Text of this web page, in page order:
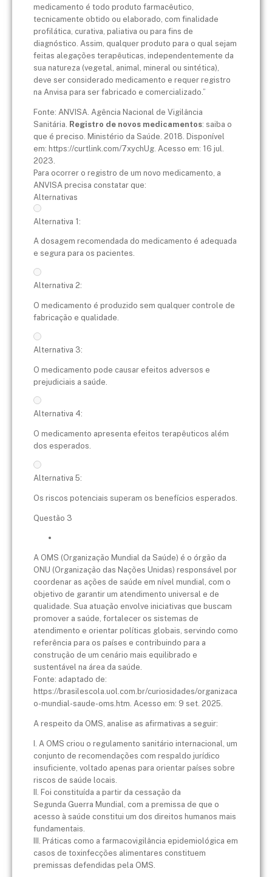
medicamento é todo produto farmacêutico,
tecnicamente obtido ou elaborado, com finalidade
profilática, curativa, paliativa ou para fins de
diagnóstico. Assim, qualquer produto para o qual sejam
feitas alegações terapêuticas, independentemente da
sua natureza (vegetal, animal, mineral ou sintética),
deve ser considerado medicamento e requer registro
na Anvisa para ser fabricado e comercializado.”
Fonte: ANVISA. Agência Nacional de Vigilância
Sanitária. Registro de novos medicamentos: saiba o
que é preciso. Ministério da Saúde. 2018. Disponível
em: https://curtlink.com/7xychUg. Acesso em: 16 jul.
2023.
Para ocorrer o registro de um novo medicamento, a
ANVISA precisa constatar que:
Alternativas
Alternativa 1:
A dosagem recomendada do medicamento é adequada
e segura para os pacientes.
Alternativa 2:
O medicamento é produzido sem qualquer controle de
fabricação e qualidade.
Alternativa 3:
O medicamento pode causar efeitos adversos e
prejudiciais a saúde.
Alternativa 4:
O medicamento apresenta efeitos terapêuticos além
dos esperados.
Alternativa 5:
Os riscos potenciais superam os benefícios esperados.
Questão 3
A OMS (Organização Mundial da Saúde) é o órgão da
ONU (Organização das Nações Unidas) responsável por
coordenar as ações de saúde em nível mundial, com o
objetivo de garantir um atendimento universal e de
qualidade. Sua atuação envolve iniciativas que buscam
promover a saúde, fortalecer os sistemas de
atendimento e orientar políticas globais, servindo como
referência para os países e contribuindo para a
construção de um cenário mais equilibrado e
sustentável na área da saúde.
Fonte: adaptado de:
https://brasilescola.uol.com.br/curiosidades/organizaca
o-mundial-saude-oms.htm. Acesso em: 9 set. 2025.
A respeito da OMS, analise as afirmativas a seguir:
I. A OMS criou o regulamento sanitário internacional, um
conjunto de recomendações com respaldo jurídico
insuficiente, voltado apenas para orientar países sobre
riscos de saúde locais.
II. Foi constituída a partir da cessação da
Segunda Guerra Mundial, com a premissa de que o
acesso à saúde constitui um dos direitos humanos mais
fundamentais.
III. Práticas como a farmacovigilância epidemiológica em
casos de toxinfecções alimentares constituem
premissas defendidas pela OMS.